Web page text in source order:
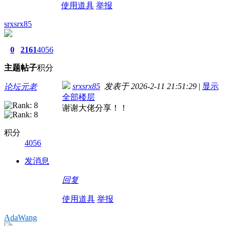
使用道具 举报
srxsrx85
0
主题
2161
帖子
4056
积分
论坛元老
积分
4056
发消息
srxsrx85 发表于 2026-2-11 21:51:29 | 显示
全部楼层
谢谢大佬分享！！
回复
使用道具 举报
AdaWang